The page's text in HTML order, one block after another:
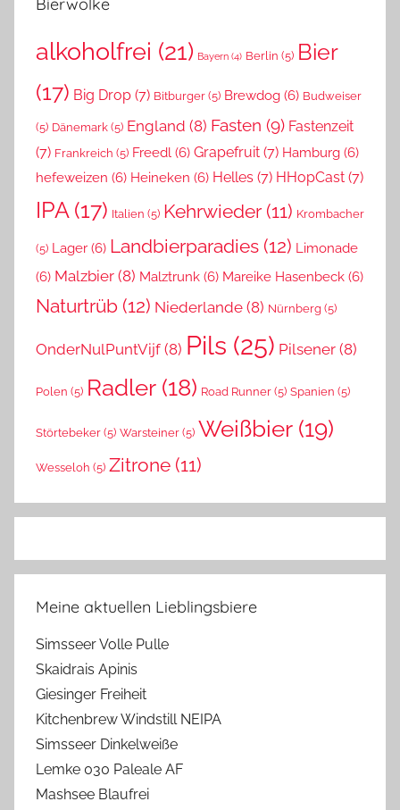
Bierwolke
alkoholfrei (21) Bayern (4) Berlin (5) Bier
(17) Big Drop (7) Bitburger (5) Brewdog (6) Budweiser
(5) Dänemark (5) England (8) Fasten (9) Fastenzeit
(7) Frankreich (5) Freedl (6) Grapefruit (7) Hamburg (6)
hefeweizen (6) Heineken (6) Helles (7) HHopCast (7)
IPA(17) Italien (5) Kehrwieder (11) Krombacher
(5) Lager (6) Landbierparadies (12) Limonade
(6) Malzbier (8) Malztrunk (6) Mareike Hasenbeck (6)
Naturtrüb (12) Niederlande (8) Nürnberg (5)
OnderNulPuntVijf (8) Pils (25) Pilsener (8)
Polen (5) Radler(18) Road Runner (5) Spanien (5)
Störtebeker (5) Warsteiner (5) Weißbier(19)
Wesseloh (5) Zitrone (11)
Meine aktuellen Lieblingsbiere
Simsseer Volle Pulle
Skaidrais Apinis
Giesinger Freiheit
Kitchenbrew Windstill NEIPA
Simsseer Dinkelweiße
Lemke 030 Paleale AF
Mashsee Blaufrei